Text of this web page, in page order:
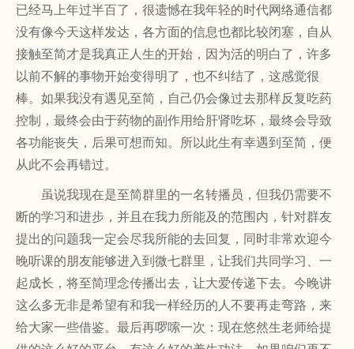
已经马上年过半百了，很遗憾在我年轻的时代网络通信都
没有像今天这样发达，各方面的信息也都比较闭塞，自从
接触至简才是我真正人生的开始，因为活的明白了，许多
以前不解的事物开始变得明了，也不纠结了，这感觉很
棒。如果我没有遇见至简，自己仍会像过去那样反复吃药
控制，最终会由于药物的副作用给肝肾吃坏，最终会导致
各功能丧失，后果可想而知。所以此生有幸遇到至简，便
从此不会再错过。
虽说我现在是至简群里的一名转播员，但我仍需要不
断的学习和进步，并且在我力所能及的范围内，针对群友
提出的问题我一定会尽我所能的去回复，同时非常欢迎今
晚听课的朋友能够进入到微七群里，让我们共同学习、一
起成长，将至简理念传播出去，让大爱传递下去。今晚讲
这么多无非是希望有和我一样经历的人不要再走弯路，来
给大家一些借鉴。最后再啰嗦一次：现在悠然生老师给提